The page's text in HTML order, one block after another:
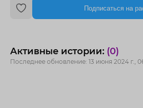
Подписаться на
Активные истории: (0)
Последнее обновление: 13 июня 2024 г.,